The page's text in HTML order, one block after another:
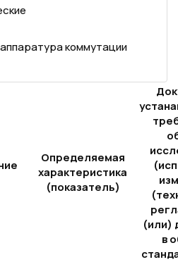
коммутации
Определяемая
характеристика
(показатель)
(или)
в